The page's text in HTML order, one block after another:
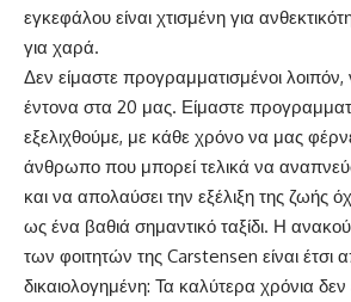
εγκεφάλου είναι χτισμένη για
για χαρά.
Δεν είμαστε προγραμματισμένοι
έντονα στα 20 μας. Είμαστε
εξελιχθούμε, με κάθε χρόνο να μας
άνθρωπο που μπορεί τελικά να
και να απολαύσει την εξέλιξη της ζωής
ως ένα βαθιά σημαντικό ταξίδι. Η
των φοιτητών της Carstensen είναι έτσι
δικαιολογημένη: Τα καλύτερα χρόνια